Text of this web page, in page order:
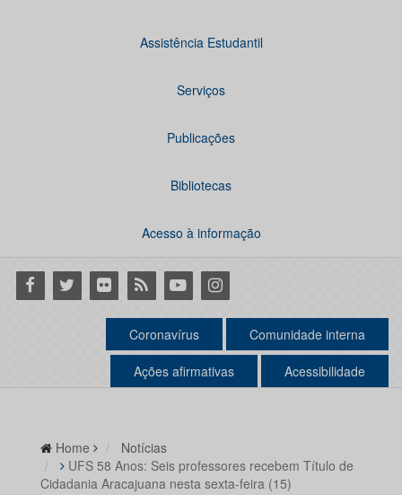
Assistência Estudantil
Serviços
Publicações
Bibliotecas
Acesso à informação
Facebook
Twitter Flickr RSS YoutubeInstagram
Coronavírus Comunidade interna
Ações afirmativas Acessibilidade
Home
Notícias
UFS 58 Anos: Seis professores recebem Título de
Cidadania Aracajuana nesta sexta-feira (15)